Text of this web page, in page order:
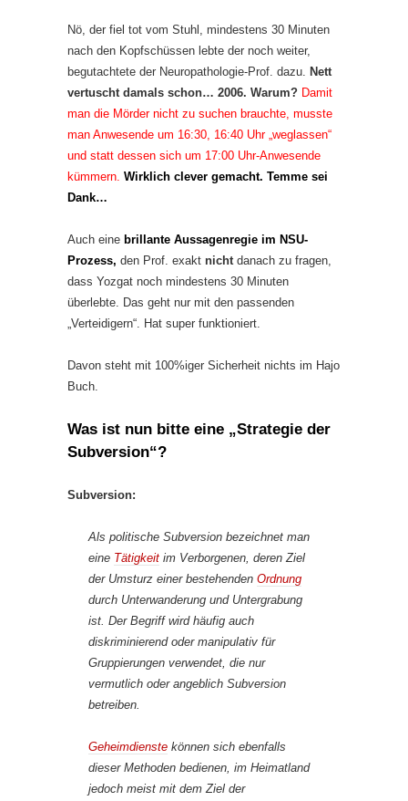
Nö, der fiel tot vom Stuhl, mindestens 30 Minuten
nach den Kopfschüssen lebte der noch weiter,
begutachtete der Neuropathologie-Prof. dazu. Nett
vertuscht damals schon… 2006. Warum? Damit
man die Mörder nicht zu suchen brauchte, musste
man Anwesende um 16:30, 16:40 Uhr „weglassen“
und statt dessen sich um 17:00 Uhr-Anwesende
kümmern. Wirklich clever gemacht. Temme sei
Dank…
Auch eine brillante Aussagenregie im NSU-
Prozess, den Prof. exakt nicht danach zu fragen,
dass Yozgat noch mindestens 30 Minuten
überlebte. Das geht nur mit den passenden
„Verteidigern“. Hat super funktioniert.
Davon steht mit 100%iger Sicherheit nichts im Hajo
Buch.
Was ist nun bitte eine „Strategie der
Subversion“?
Subversion:
Als politische Subversion bezeichnet man
eine Tätigkeit im Verborgenen, deren Ziel
der Umsturz einer bestehenden Ordnung
durch Unterwanderung und Untergrabung
ist. Der Begriff wird häufig auch
diskriminierend oder manipulativ für
Gruppierungen verwendet, die nur
vermutlich oder angeblich Subversion
betreiben.
Geheimdienste können sich ebenfalls
dieser Methoden bedienen, im Heimatland
jedoch meist mit dem Ziel der